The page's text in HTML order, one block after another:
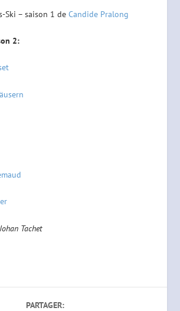
Ski – saison 1 de Candide Pralong
2:
Tachet
PARTAGER: